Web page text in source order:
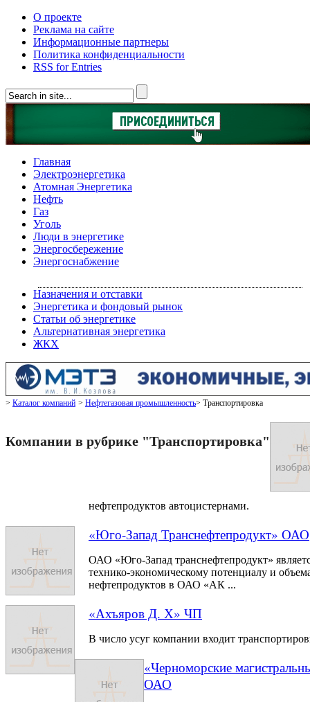
О проекте
Реклама на сайте
Информационные партнеры
Политика конфиденциальности
RSS for Entries
Главная
Электроэнергетика
Атомная Энергетика
Нефть
Газ
Уголь
Люди в энергетике
Энергосбережение
Энергоснабжение
Назначения и отставки
Энергетика и фондовый рынок
Статьи об энергетике
Альтернативная энергетика
ЖКХ
Каталог компаний Нефтегазовая промышленность Транспортировка
Компании в рубрике "Транспортировка"
нефтепродуктов автоцистернами.
«Юго-Запад Транснефтепродукт» ОАО
ОАО «Юго-Запад транснефтепродукт»
технико-экономическому потенциалу и
нефтепродуктов в ОАО «АК ...
«Ахъяров Д. Х» ЧП
В число усуг компании входит
«Черноморские
ОАО